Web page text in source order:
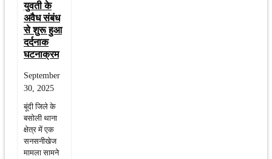
युवती के
अवैध संबंध
से शुरू हुआ
दर्दनाक
घटनाक्रम
September
30, 2025
बूंदी जिले के
बसोली थाना
क्षेत्र में एक
सनसनीखेज
मामला सामने